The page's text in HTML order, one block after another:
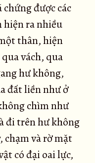
chứng được các
ra nhiều
thân, hiện
vách, qua
hư không,
đất liền như ở
chìm như
đi trên hư không
chạm và rờ mặt
có đại oai lực,